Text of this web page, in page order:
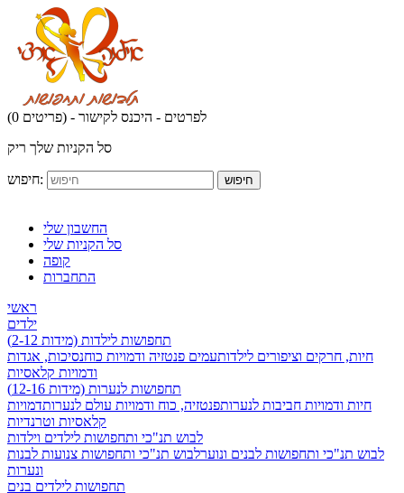
(0 פריטים) - לפרטים - היכנס לקישור
סל הקניות שלך ריק
חיפוש: חיפוש
החשבון שלי
סל הקניות שלי
קופה
התחברות
ראשי
ילדים
תחפושות לילדות (מידות 2-12)
חיות, חרקים וציפורים לילדותעמים פנטזיה ודמויות כוחנסיכות, אגדות
ודמויות קלאסיות
תחפושות לנערות (מידות 12-16)
חיות ודמויות חביבות לנערותפנטזיה, כוח ודמויות עולם לנערותדמויות
קלאסיות וטרנדיות
לבוש תנ"כי ותחפושות לילדים וילדות
לבוש תנ"כי ותחפושות לבנים ונוערלבוש תנ"כי ותחפושות צנועות לבנות
ונערות
תחפושות לילדים בנים